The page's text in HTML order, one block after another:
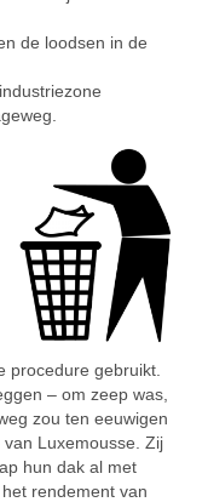
de loodsen in de
procedure gebruikt.
– om zeep was,
zou ten eeuwigen
van Luxemousse. Zij
hun dak al met
rendement van